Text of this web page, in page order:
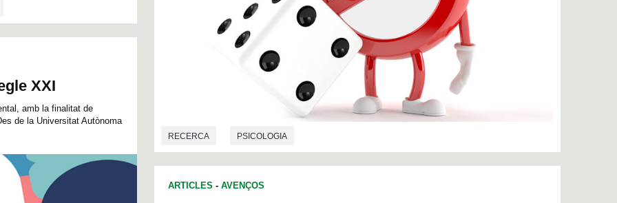
XXI
amb la finalitat de
de la Universitat Autònoma
RECERCA PSICOLOGIA
ARTICLES - AVENÇOS